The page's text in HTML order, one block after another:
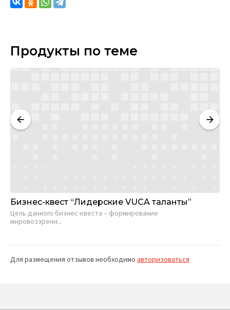
Продукты по теме
Бизнес-квест “Лидерские VUCA таланты”
Цель данного бизнес-квеста – формирование
мировоззрени...
Для размещения отзывов необходимо авторизоваться